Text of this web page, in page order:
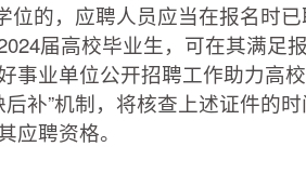
的，应聘人员应当在报名时已
届高校毕业生，可在其满足
事业单位公开招聘工作助力高
补”机制，将核查上述证件的
聘资格。